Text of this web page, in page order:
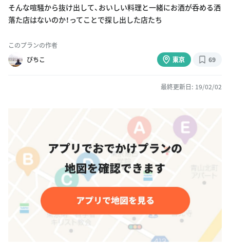
そんな喧騒から抜け出して、おいしい料理と一緒にお酒が呑める洒
落た店はないのか！ってことで探し出した店たち
このプランの作者
ぴちこ
東京 69
最終更新日: 19/02/02